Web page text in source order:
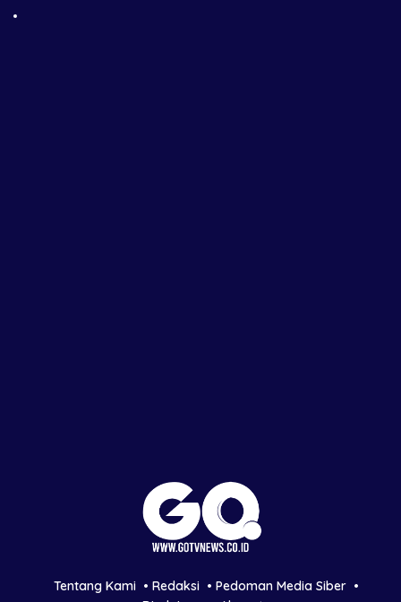
Tentang Kami Redaksi
Pedoman Media Siber